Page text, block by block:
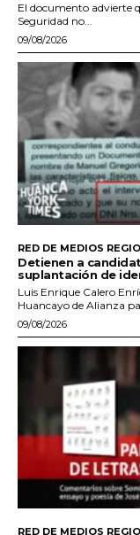
El documento advierte
Seguridad no...
09/08/2026
RED DE MEDIOS
Detienen a
suplantación de
Luis Enrique Calero
Huancayo de Alianza
09/08/2026
RED DE MEDIOS